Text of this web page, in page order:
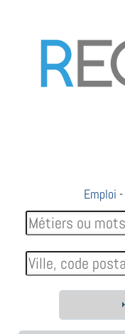
Emploi -